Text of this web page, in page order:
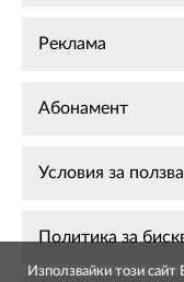
Реклама
Абонамент
Условия за
Политика за
Използвайки този сайт